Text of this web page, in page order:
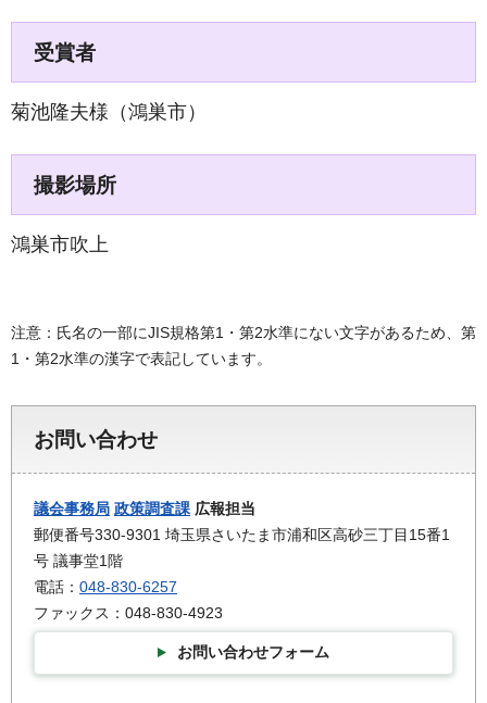
受賞者
菊池隆夫様（鴻巣市）
撮影場所
鴻巣市吹上
注意：氏名の一部にJIS規格第1・第2水準にない文字があるため、第
1・第2水準の漢字で表記しています。
お問い合わせ
議会事務局 政策調査課 広報担当
郵便番号330-9301 埼玉県さいたま市浦和区高砂三丁目15番1
号 議事堂1階
電話： 048-830-6257
ファックス：048-830-4923
お問い合わせフォーム